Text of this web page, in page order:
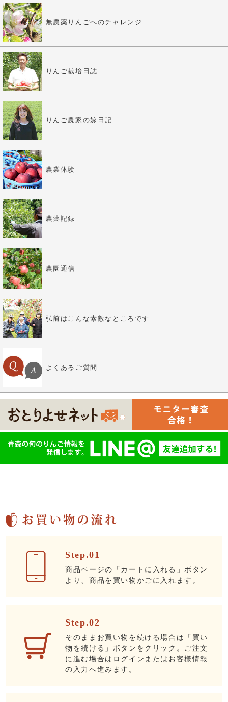
無農薬りんごへのチャレンジ
りんご栽培日誌
りんご農家の嫁日記
農業体験
農薬記録
農園通信
弘前はこんな素敵なところです
よくあるご質問
Step.01
商品ページの「カートに入れる」ボタン
より、商品を買い物かごに入れます。
Step.02
そのままお買い物を続ける場合は「買い
物を続ける」ボタンをクリック。ご注文
に進む場合はログインまたはお客様情報
の入力へ進みます。